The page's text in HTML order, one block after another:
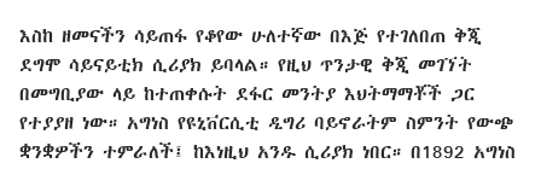
እስከ ዘመናችን ሳይጠፋ የቆየው ሁለተኛው በእጅ የተገለበጠ ቅጂ
ደግሞ ሳይናይቲክ ሲሪያክ ይባላል። የዚህ ጥንታዊ ቅጂ መገኘት
በመግቢያው ላይ ከተጠቀሱት ደፋር መንትያ እህትማማቾች ጋር
የተያያዘ ነው። አግነስ የዩኒቨርሲቲ ዲግሪ ባይኖራትም ስምንት የውጭ
ቋንቋዎችን ተምራለች፤ ከእነዚህ አንዱ ሲሪያክ ነበር። በ1892 አግነስ